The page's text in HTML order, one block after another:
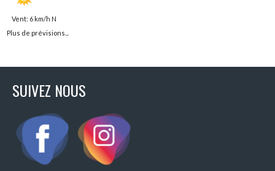
Vent: 6 km/h N
Plus de prévisions...
SUIVEZ NOUS